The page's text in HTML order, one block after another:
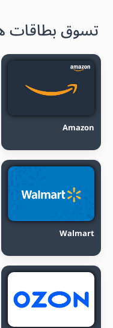
تسوق بطاقات
Amazon
Walmart